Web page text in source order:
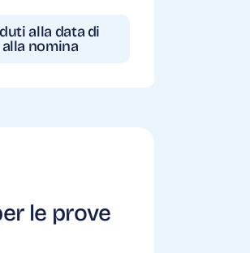
alla data di
nomina
le prove